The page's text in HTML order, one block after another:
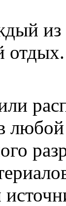
из